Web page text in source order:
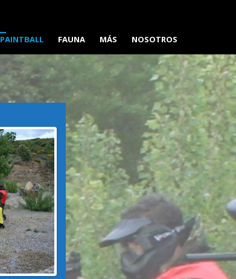
SENDERISMO, TREKKING Y
MONTAÑISMO
BICICLETA DE MONTAÑA
PAINTBALL
CAMPO DE JUEGO CORULLÓN
PAINTBALL-GRUPOS
FAUNA
OSO PARDO CANTÁBRICO
LOBO IBÉRICO
BERREA
OTRAS ESPECIES
MÁS
ALOJAMIENTOS
FORMACIÓN
NOSOTROS